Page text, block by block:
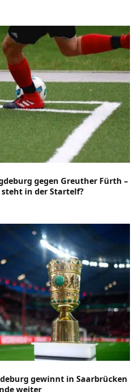
gegen Greuther Fürth –
in der Startelf?
gewinnt in Saarbrücken
weiter